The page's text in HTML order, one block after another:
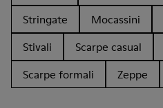
Stringate
Mocassini
Stivali
Scarpe casual
Scarpe formali
Zeppe